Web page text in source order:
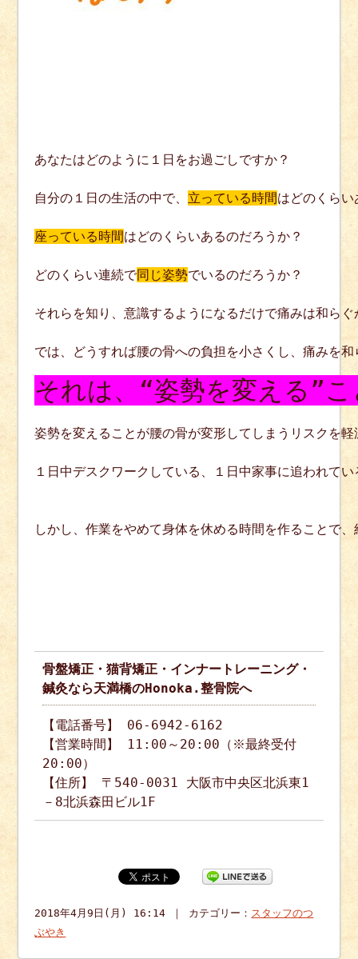
あなたはどのように１日をお過ごしですか？
自分の１日の生活の中で、 立っている時間はどのくら
座っている時間はどのくらいあるのだろうか？
どのくらい連続で同じ姿勢でいるのだろうか？
それらを知り、意識するようになるだけで痛みは和ら
では、どうすれば腰の骨への負担を小さくし、痛みを
それは、“姿勢を変える”
姿勢を変えることが腰の骨が変形してしまうリスクを
１日中デスクワークしている、１日中家事に追われて
しかし、作業をやめて身体を休める時間を作ることで
骨盤矯正・猫背矯正・インナートレーニング・
鍼灸なら天満橋のHonoka.整骨院へ
【電話番号】 06-6942-6162
【営業時間】 11:00～20:00（※最終受付
20:00）
【住所】 〒540-0031 大阪市中央区北浜東1
－8北浜森田ビル1F
2018年4月9日(月) 16:14 ｜ カテゴリー： スタッフのつ
ぶやき